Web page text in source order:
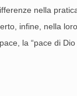
nella
infine, nella
la “pace di